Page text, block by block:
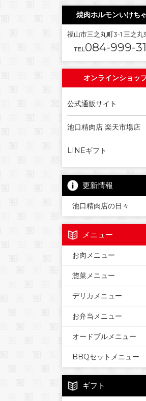
焼肉ホルモンいけち
福山市三之丸町3-1 三之丸
TEL084-999-
オンラインショッ
公式通販サイト
池口精肉店 楽天市場店
LINEギフト
更新情報
池口精肉店の日々
メニュー
お肉メニュー
惣菜メニュー
デリカメニュー
お弁当メニュー
オードブルメニュー
BBQセットメニュー
ギフト